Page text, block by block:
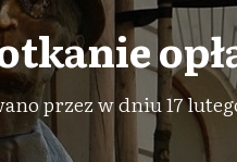
przezw dniu17